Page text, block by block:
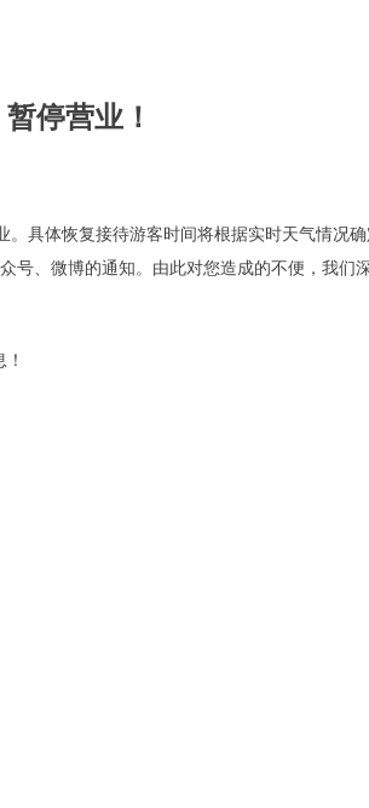
停营业！
。具体恢复接待游客时间将根据实时天气情况
号、微博的通知。由此对您造成的不便，我们深